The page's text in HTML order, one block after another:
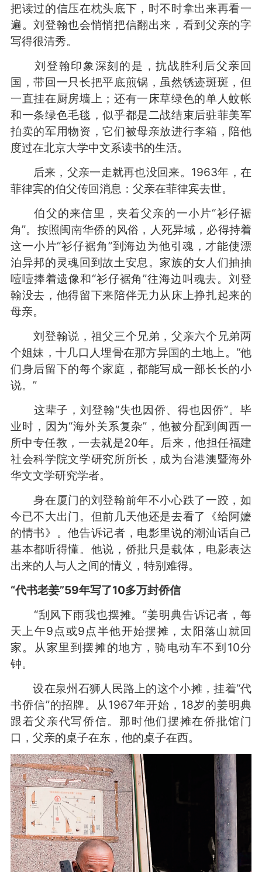
把读过的信压在枕头底下，时不时拿出来再看一
遍。刘登翰也会悄悄把信翻出来，看到父亲的字
写得很清秀。
刘登翰印象深刻的是，抗战胜利后父亲回
国，带回一只长把平底煎锅，虽然锈迹斑斑，但
一直挂在厨房墙上；还有一床草绿色的单人蚊帐
和一条绿色毛毯，似乎都是二战结束后驻菲美军
拍卖的军用物资，它们被母亲放进行李箱，陪他
度过在北京大学中文系读书的生活。
后来，父亲一走就再也没回来。1963年，在
菲律宾的伯父传回消息：父亲在菲律宾去世。
伯父的来信里，夹着父亲的一小片“衫仔裾
角”。按照闽南华侨的风俗，人死异域，必得持着
这一小片“衫仔裾角”到海边为他引魂，才能使漂
泊异邦的灵魂回到故土安息。家族的女人们抽抽
噎噎捧着遗像和“衫仔裾角”往海边叫魂去。刘登
翰没去，他得留下来陪伴无力从床上挣扎起来的
母亲。
刘登翰说，祖父三个兄弟，父亲六个兄弟两
个姐妹，十几口人埋骨在那方异国的土地上。“他
们身后留下的每个家庭，都能写成一部长长的小
说。”
这辈子，刘登翰“失也因侨、得也因侨”。毕
业时，因为“海外关系复杂”，他被分配到闽西一
所中专任教，一去就是20年。后来，他担任福建
社会科学院文学研究所所长，成为台港澳暨海外
华文文学研究学者。
身在厦门的刘登翰前年不小心跌了一跤，如
今已不大出门。但前几天他还是去看了《给阿嬷
的情书》。他告诉记者，电影里说的潮汕话自己
基本都听得懂。他说，侨批只是载体，电影表达
出来的人与人之间的情义，特别难得。
“代书老姜”59年写了10多万封侨信
“刮风下雨我也摆摊。”姜明典告诉记者，每
天上午9点或9点半他开始摆摊，太阳落山就回
家。从家里到摆摊的地方，骑电动车不到10分
钟。
设在泉州石狮人民路上的这个小摊，挂着“代
书侨信”的招牌。从1967年开始，18岁的姜明典
跟着父亲代写侨信。那时他们摆摊在侨批馆门
口，父亲的桌子在东，他的桌子在西。